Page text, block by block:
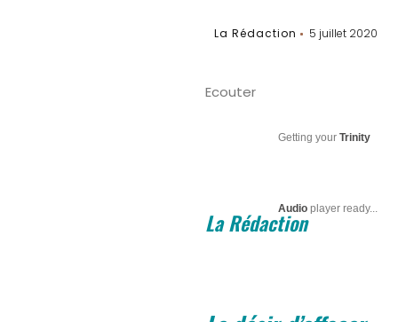
La Rédaction 5 juillet 2020
Ecouter
Getting your Trinity
Audioplayer ready...
La Rédaction